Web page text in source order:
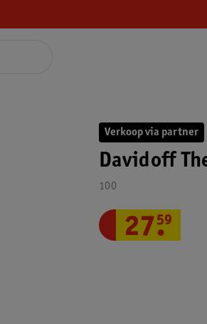
Verkoop via partner
Davidoff
100
27.
59